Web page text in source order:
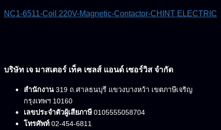
NC1-6511-Coil 220V-Magnetic-Contactor-CHINT ELECTRIC
บริษัท เจ มาสเตอร์ เท็ค เซลส์ แอนด์ เซอร์วิส จำกัด
สำนักงาน 319 ถ.ศาลธนบุรี แขวงบางหว้า เขตภาษีเจริญ
กรุงเทพฯ 10160
เลขประจำตัวผู้เสียภาษี0105555058704
โทรศัพท์02-454-6811